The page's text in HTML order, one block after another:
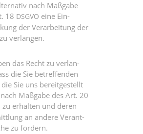
nach Maß­ga­be
18 DSGVO eine Ein­
der Ver­ar­bei­tung der
verlangen.
das Recht zu ver­lan­
die Sie betref­fen­den
Sie uns bereit­ge­stellt
Maß­ga­be des Art. 20
zu erhal­ten und deren
an ande­re Ver­ant­
zu fordern.